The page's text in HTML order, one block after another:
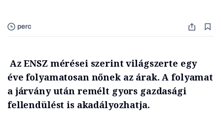
perc
Az ENSZ mérései szerint világszerte egy
éve folyamatosan nőnek az árak. A folyamat
a járvány után remélt gyors gazdasági
fellendülést is akadályozhatja.